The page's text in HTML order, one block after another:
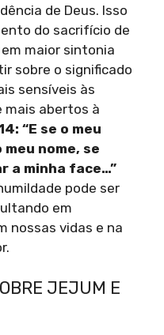
de Deus. Isso
do sacrifício de
maior sintonia
sobre o significado
sensíveis às
mais abertos à
“E se o meu
nome, se
a minha face…”
pode ser
em
nossas vidas e na
JEJUM E